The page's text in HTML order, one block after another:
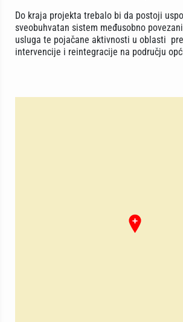
Do kraja projekta trebalo bi da postoji
sveobuhvatan sistem međusobno
usluga te pojačane aktivnosti u oblasti
intervencije i reintegracije na području